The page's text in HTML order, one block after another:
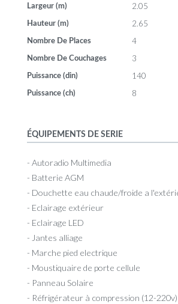
Largeur (m) 2.05
Hauteur (m) 2.65
Nombre De Places 4
Nombre De Couchages 3
Puissance (din) 140
Puissance (ch) 8
ÉQUIPEMENTS DE SERIE
- Autoradio Multimedia
- Batterie AGM
- Douchette eau chaude/froide a
- Eclairage extérieur
- Eclairage LED
- Jantes alliage
- Marche pied electrique
- Moustiquaire de porte cellule
- Panneau Solaire
- Réfrigérateur à compression (12-220v)